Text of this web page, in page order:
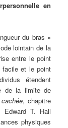
en
du bras »
lointain de la
entre le point
et le point
étendent
de la limite de
, chapitre
Edward T. Hall
physiques